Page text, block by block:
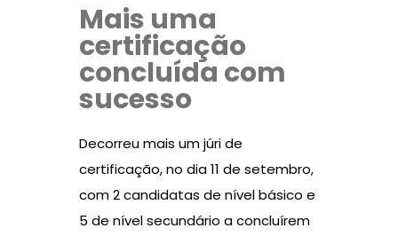
Mais uma
certificação
concluída com
sucesso
Decorreu mais um júri de
certificação, no dia 11 de setembro,
com 2 candidatas de nível básico e
5 de nível secundário a concluírem